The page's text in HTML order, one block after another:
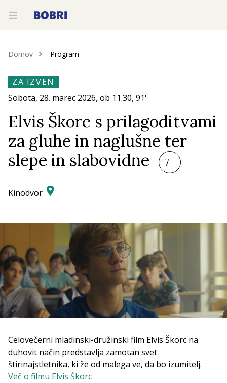
—
—
—
Domov Program
ZA IZVEN
Sobota, 28. marec 2026, ob 11.30, 91'
Elvis Škorc s prilagoditvami
za gluhe in naglušne ter
slepe in slabovidne
7+
Kinodvor
Celovečerni mladinski-družinski film Elvis Škorc na
duhovit način predstavlja zamotan svet
štirinajstletnika, ki že od malega ve, da bo izumitelj.
Več o filmu Elvis Škorc